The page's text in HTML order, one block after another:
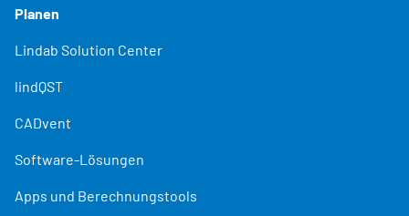
Planen
Lindab Solution Center
lindQST
CADvent
Software-Lösungen
Apps und Berechnungstools